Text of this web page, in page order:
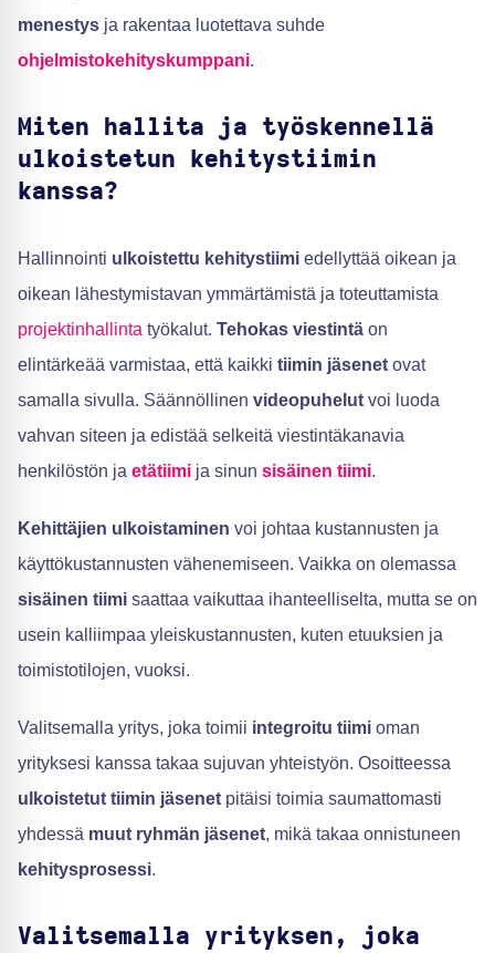
menestys ja rakentaa luotettava suhde
ohjelmistokehityskumppani.
Miten hallita ja työskennellä
ulkoistetun kehitystiimin
kanssa?
Hallinnointi ulkoistettu kehitystiimi edellyttää oikean ja
oikean lähestymistavan ymmärtämistä ja toteuttamista
projektinhallinta työkalut. Tehokas viestintä on
elintärkeää varmistaa, että kaikki tiimin jäsenet ovat
samalla sivulla. Säännöllinen videopuhelut voi luoda
vahvan siteen ja edistää selkeitä viestintäkanavia
henkilöstön ja etätiimi ja sinun sisäinen tiimi.
Kehittäjien ulkoistaminen voi johtaa kustannusten ja
käyttökustannusten vähenemiseen. Vaikka on olemassa
sisäinen tiimi saattaa vaikuttaa ihanteelliselta, mutta se on
usein kalliimpaa yleiskustannusten, kuten etuuksien ja
toimistotilojen, vuoksi.
Valitsemalla yritys, joka toimii integroitu tiimi oman
yrityksesi kanssa takaa sujuvan yhteistyön. Osoitteessa
ulkoistetut tiimin jäsenet pitäisi toimia saumattomasti
yhdessä muut ryhmän jäsenet, mikä takaa onnistuneen
kehitysprosessi.
Valitsemalla yrityksen, joka